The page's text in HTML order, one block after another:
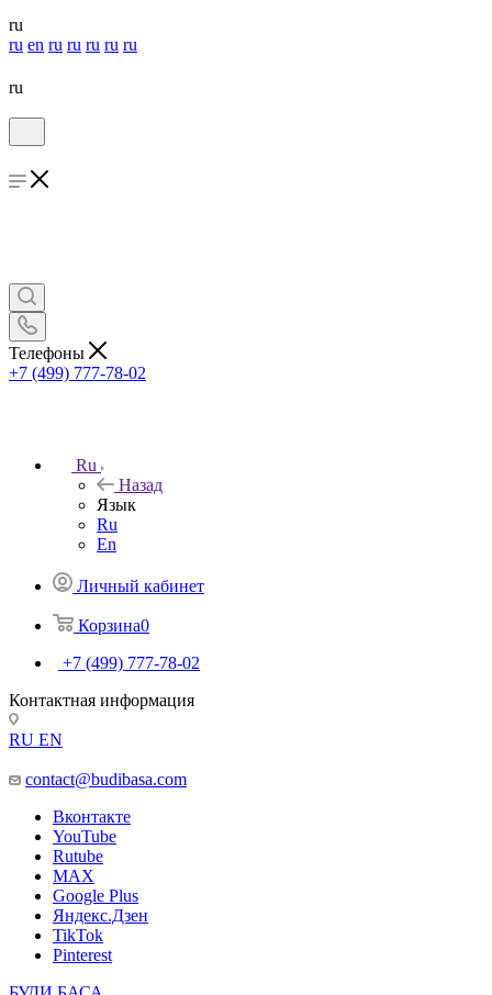
ru
ru en ru ru ru ru ru
ru
Телефоны
+7 (499) 777-78-02
Ru
Назад
Язык
Ru
En
Личный кабинет
Корзина0
+7 (499) 777-78-02
Контактная информация
RU EN
contact@budibasa.com
Вконтакте
YouTube
Rutube
MAX
Google Plus
Яндекс.Дзен
TikTok
Pinterest